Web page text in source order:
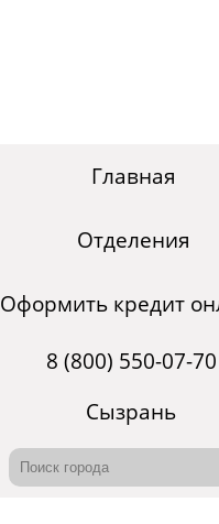
Главная
Отделения
Оформить кредит
8 (800) 550-07-70
Сызрань